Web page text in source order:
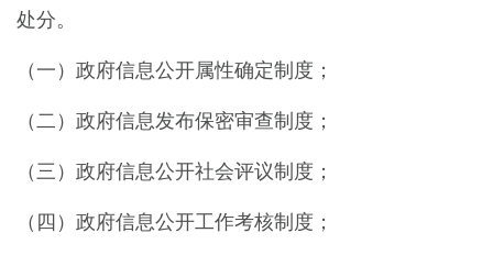
处分。
（一）政府信息公开属性确定制度；
（二）政府信息发布保密审查制度；
（三）政府信息公开社会评议制度；
（四）政府信息公开工作考核制度；